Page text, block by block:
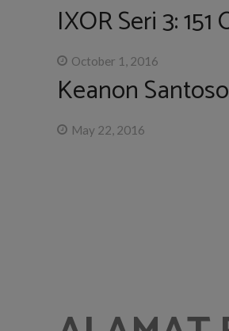
IXOR Seri 3:
October 1, 2016
Keanon
May 22, 2016